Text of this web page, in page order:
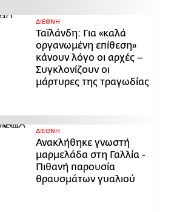
ΔΙΕΘΝΗ
Ταϊλάνδη: Για «καλά
οργανωμένη επίθεση»
κάνουν λόγο οι αρχές –
Συγκλονίζουν οι
μάρτυρες της τραγωδίας
ΔΙΕΘΝΗ
Ανακλήθηκε γνωστή
μαρμελάδα στη Γαλλία -
Πιθανή παρουσία
θραυσμάτων γυαλιού